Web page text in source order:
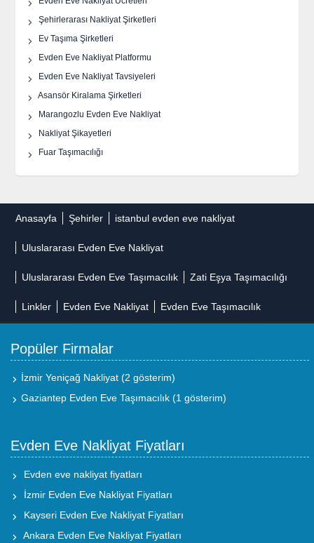
Şehirlerarası Nakliyat Şirketleri
Ev Taşıma Şirketleri
Evden Eve Nakliyat Platformu
Evden Eve Nakliyat Tavsiyeleri
Asansör Kiralama Şirketleri
Marangozlu Evden Eve Nakliyat
Nakliyat Şikayetleri
Fuar Taşımacılığı
Anasayfa Şehirler istanbul evden eve nakliyat
Uluslararası Evden Eve Nakliyat
Uluslararası Evden Eve Taşımacılık Zati Eşya Taşımacılığı
Linkler Evden Eve Nakliyat Evden Eve Taşımacılık
Popüler Firmalar
İzmir Yeniçağ Nakliyat (2 gösterim)
Gaziantep Evden Eve Taşımacılık (1 gösterim)
Evden Eve Nakliyat Fiyatları
Evden eve nakliyat fiyatları
İzmir Evden Eve Nakliyat Fiyatları
Kayseri Evden Eve Nakliyat Fiyatları
Ankara Evden Eve Nakliyat Fiyatları